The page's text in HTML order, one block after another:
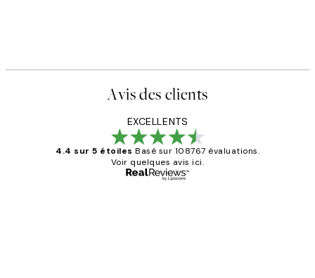
Avis des clients
EXCELLENTS
4.4 sur 5 étoiles Basé sur 108767 évaluations.
Voir quelques avis ici.